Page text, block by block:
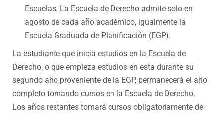
Escuelas. La Escuela de Derecho admite solo en
agosto de cada año académico, igualmente la
Escuela Graduada de Planificación (EGP).
La estudiante que inicia estudios en la Escuela de
Derecho, o que empieza estudios en esta durante su
segundo año proveniente de la EGP, permanecerá el año
completo tomando cursos en la Escuela de Derecho.
Los años restantes tomará cursos obligatoriamente de